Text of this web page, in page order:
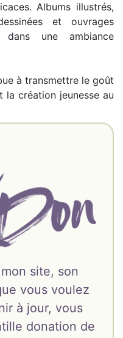
Albums illustrés,
et ouvrages
dans une ambiance
à transmettre le goût
création jeunesse au
site, son
vous voulez
à jour, vous
donation de